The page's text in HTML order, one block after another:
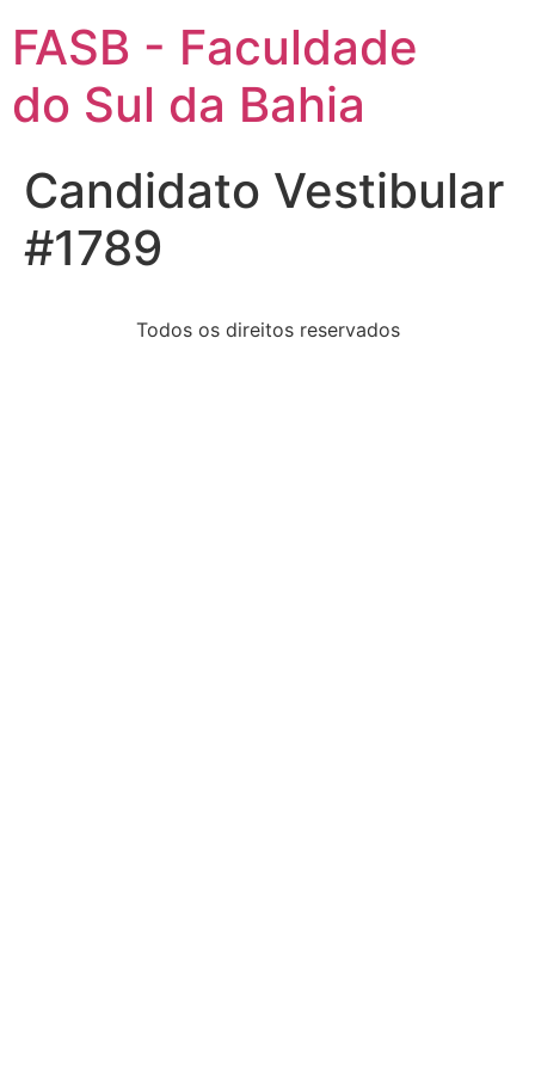
FASB - Faculdade
do Sul da Bahia
Candidato Vestibular
#1789
Todos os direitos reservados